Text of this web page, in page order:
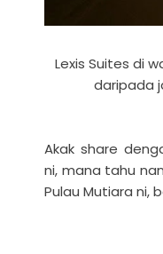
Lexis Suites di
daripada
Akak share
ni, mana tahu
Pulau Mutiara ni,